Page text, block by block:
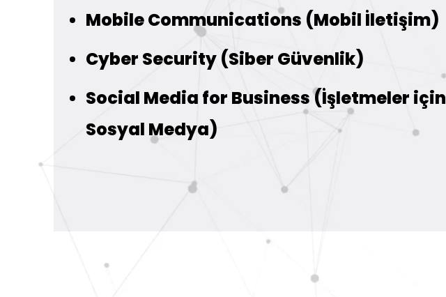
Mobile Communications (Mobil İletişim)
Cyber Security (Siber Güvenlik)
Social Media for Business (İşletmeler için
Sosyal Medya)